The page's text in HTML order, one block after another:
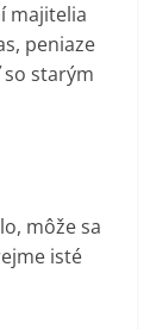
majitelia
peniaze
starým
môže sa
isté